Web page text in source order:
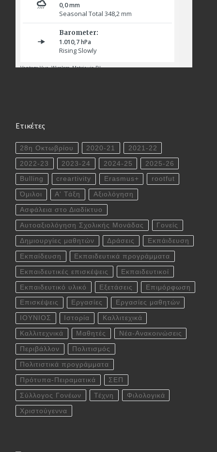
Ετικέτες
28η Οκτωβρίου 2020-21 2021-22
2022-23 2023-24 2024-25 2025-26
Bulling creartivity Erasmus+ rootfut
Όμιλοι Α' Τάξη Αξιολόγηση
Ασφάλεια στο Διαδίκτυο
Αυτοαξιολόγηση Σχολικής Μονάδας Γονείς
Δημιουργίες μαθητών Δράσεις Εκπάιδευση
Εκπαίδευση Εκπαιδευτικά προγράμματα
Εκπαιδευτικές επισκέψεις Εκπαιδευτικοί
Εκπαιδευτικό υλικό Εξετάσεις Επιμόρφωση
Επισκέψεις Εργασίες Εργασίες μαθητών
ΙΟΥΝΙΟΣ Ιστορία Καλλιτεχικά
Καλλιτεχνικά Μαθητές Νέα-Ανακοινώσεις
Περιβάλλον Πολιτισμός
Πολιτιστικά προγράμματα
Πρότυπα-Πειραματικά ΣΕΠ
Σύλλογος Γονέων Τέχνη Φιλολογικά
Χριστούγεννα